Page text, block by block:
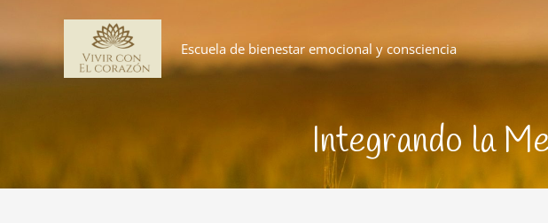
al
contenido
Escuela de bienestar emocional y consciencia
Integrando la